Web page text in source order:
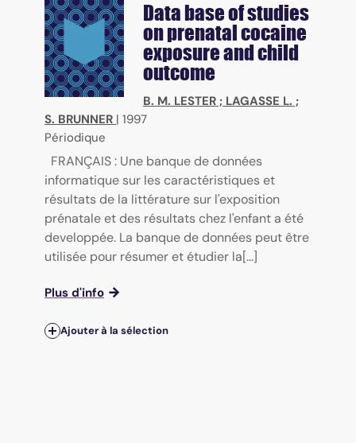
Data base of studies
on prenatal cocaine
exposure and child
outcome
B. M. LESTER ; LAGASSE L. ;
S. BRUNNER | 1997
Périodique
FRANÇAIS : Une banque de données
informatique sur les caractéristiques et
résultats de la littérature sur l'exposition
prénatale et des résultats chez l'enfant a été
developpée. La banque de données peut être
utilisée pour résumer et étudier la[...]
Plus d'info
Ajouter à la sélection